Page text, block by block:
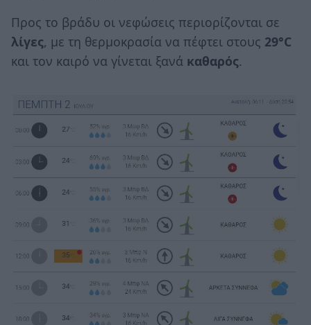
Προς το βράδυ οι νεφώσεις περιορίζονται σε
λίγες, με τη θερμοκρασία να πέφτει στους 29°C
και τον καιρό να γίνεται ξανά καθαρός.